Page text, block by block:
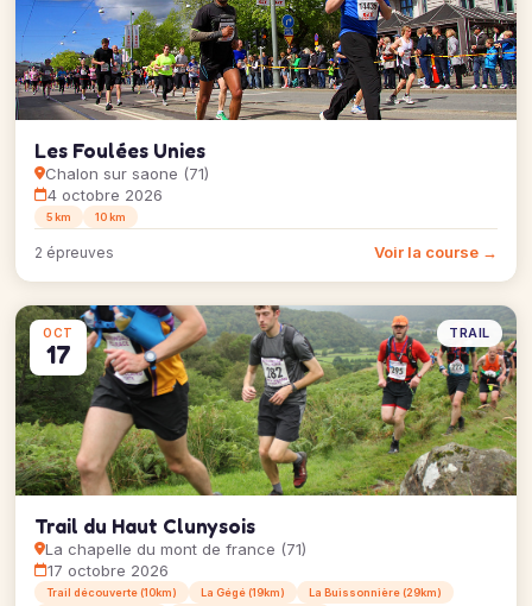
Les Foulées Unies
Chalon sur saone (71)
4 octobre 2026
5 km 10 km
2 épreuves Voir la course →
OCT
17
TRAIL
Trail du Haut Clunysois
La chapelle du mont de france (71)
17 octobre 2026
Trail découverte (10km) La Gégé (19km)
La Buissonnière (29km)